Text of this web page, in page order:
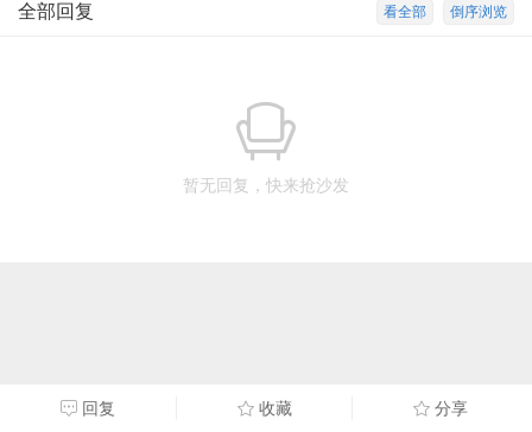
倒序浏览
看全部
全部回复
暂无回复，快来抢沙发
回复 收藏 分享